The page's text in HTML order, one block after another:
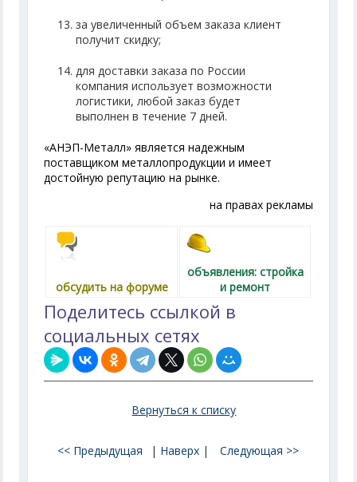
за увеличенный объем заказа клиент
получит скидку;
для доставки заказа по России
компания использует возможности
логистики, любой заказ будет
выполнен в течение 7 дней.
«АНЭП-Металл» является надежным
поставщиком металлопродукции и имеет
достойную репутацию на рынке.
на правах рекламы
обсудить на форуме
объявления: стройка
и ремонт
Поделитесь ссылкой в
социальных сетях
Вернуться к списку
<< Предыдущая | Наверх | Следующая >>